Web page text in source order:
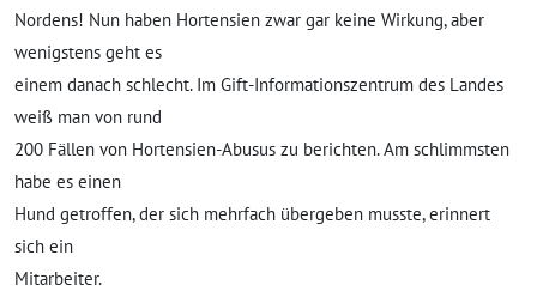
Nordens! Nun haben Hortensien zwar gar keine Wirkung, aber
wenigstens geht es
einem danach schlecht. Im Gift-Informationszentrum des Landes
weiß man von rund
200 Fällen von Hortensien-Abusus zu berichten. Am schlimmsten
habe es einen
Hund getroffen, der sich mehrfach übergeben musste, erinnert
sich ein
Mitarbeiter.